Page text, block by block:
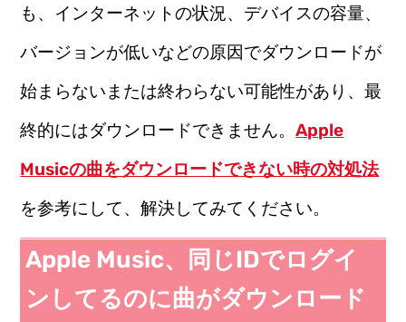
も、インターネットの状況、デバイスの容量、
バージョンが低いなどの原因でダウンロードが
始まらないまたは終わらない可能性があり、最
終的にはダウンロードできません。Apple
Musicの曲をダウンロードできない時の対処法
を参考にして、解決してみてください。
Apple Music、同じIDでログイ
ンしてるのに曲がダウンロード